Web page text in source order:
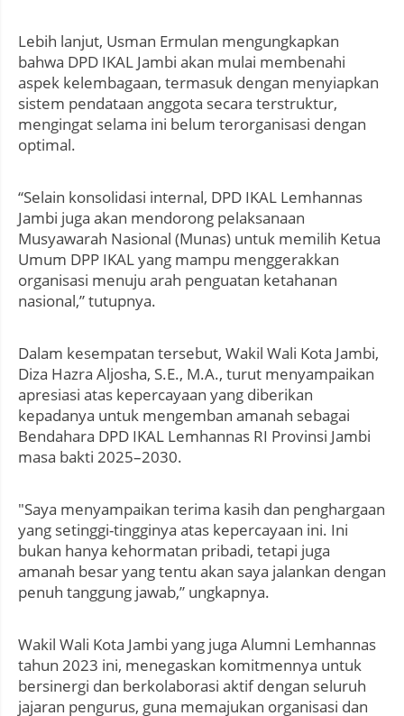
Lebih lanjut, Usman Ermulan mengungkapkan
bahwa DPD IKAL Jambi akan mulai membenahi
aspek kelembagaan, termasuk dengan menyiapkan
sistem pendataan anggota secara terstruktur,
mengingat selama ini belum terorganisasi dengan
optimal.
“Selain konsolidasi internal, DPD IKAL Lemhannas
Jambi juga akan mendorong pelaksanaan
Musyawarah Nasional (Munas) untuk memilih Ketua
Umum DPP IKAL yang mampu menggerakkan
organisasi menuju arah penguatan ketahanan
nasional,” tutupnya.
Dalam kesempatan tersebut, Wakil Wali Kota Jambi,
Diza Hazra Aljosha, S.E., M.A., turut menyampaikan
apresiasi atas kepercayaan yang diberikan
kepadanya untuk mengemban amanah sebagai
Bendahara DPD IKAL Lemhannas RI Provinsi Jambi
masa bakti 2025–2030.
"Saya menyampaikan terima kasih dan penghargaan
yang setinggi-tingginya atas kepercayaan ini. Ini
bukan hanya kehormatan pribadi, tetapi juga
amanah besar yang tentu akan saya jalankan dengan
penuh tanggung jawab,” ungkapnya.
Wakil Wali Kota Jambi yang juga Alumni Lemhannas
tahun 2023 ini, menegaskan komitmennya untuk
bersinergi dan berkolaborasi aktif dengan seluruh
jajaran pengurus, guna memajukan organisasi dan